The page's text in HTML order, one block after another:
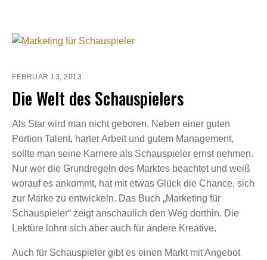
FEBRUAR 13, 2013
Die Welt des Schauspielers
Als Star wird man nicht geboren. Neben einer guten
Portion Talent, harter Arbeit und gutem Management,
sollte man seine Karriere als Schauspieler ernst nehmen.
Nur wer die Grundregeln des Marktes beachtet und weiß
worauf es ankommt, hat mit etwas Glück die Chance, sich
zur Marke zu entwickeln. Das Buch „Marketing für
Schauspieler“ zeigt anschaulich den Weg dorthin. Die
Lektüre lohnt sich aber auch für andere Kreative.
Auch für Schauspieler gibt es einen Markt mit Angebot